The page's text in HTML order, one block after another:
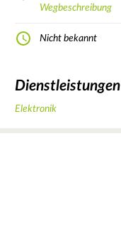
Wegbeschreibung
Nicht bekannt
Dienstleistungen
Elektronik